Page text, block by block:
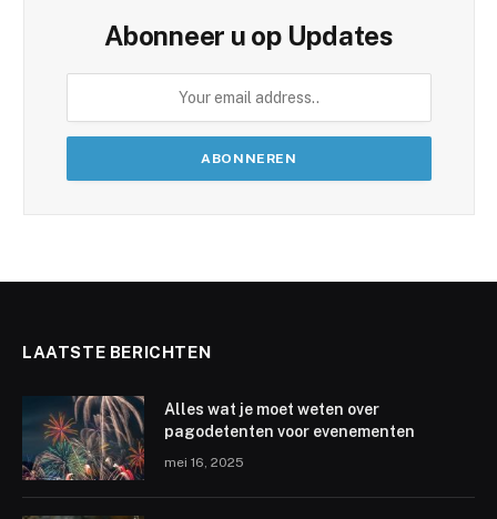
Abonneer u op Updates
LAATSTE BERICHTEN
Alles wat je moet weten over
pagodetenten voor evenementen
mei 16, 2025